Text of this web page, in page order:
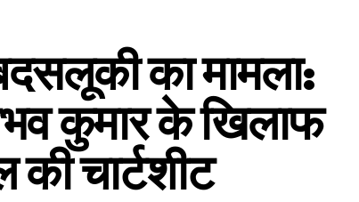
का मामला:
कुमार के खिलाफ
की चार्टशीट